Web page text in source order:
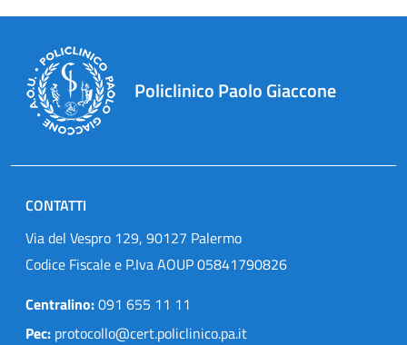
Policlinico Paolo Giaccone
CONTATTI
Via del Vespro 129, 90127 Palermo
Codice Fiscale e P.Iva AOUP 05841790826
Centralino:091 655 11 11
Pec: protocollo@cert.policlinico.pa.it